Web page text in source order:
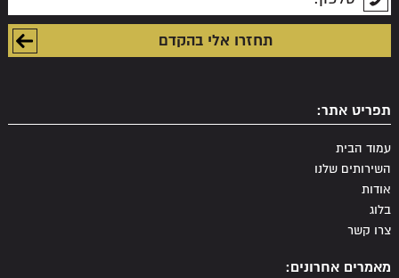
תפריט אתר:
עמוד הבית
השירותים שלנו
אודות
בלוג
צרו קשר
מאמרים אחרונים: